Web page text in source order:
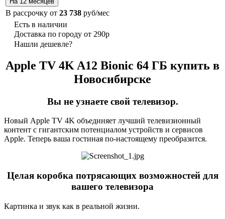
В рассрочку от 23 738 руб/мес
Есть в наличии
Доставка по городу от 290р
Нашли дешевле?
Apple TV 4K A12 Bionic 64 ГБ купить в
Новосибирске
Вы не узнаете свой телевизор.
Новый Apple TV 4K объединяет лучший телевизионный
контент с гигантским потенциалом устройств и сервисов
Apple. Теперь ваша гостиная по‑настоящему преобразится.
Целая коробка потрясающих возможностей для
вашего телевизора
Картинка и звук как в реальной жизни.